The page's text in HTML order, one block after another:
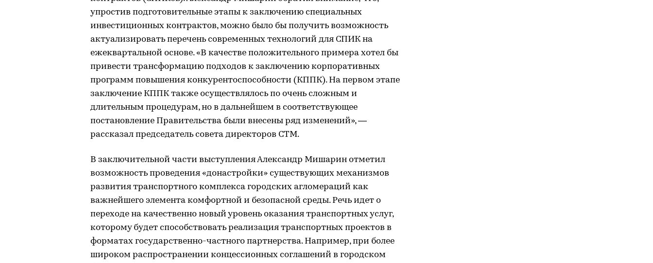
упростив подготовительные этапы к заключению специальных
инвестиционных контрактов, можно было бы получить возможность
актуализировать перечень современных технологий для СПИК на
ежеквартальной основе. «В качестве положительного примера хотел бы
привести трансформацию подходов к заключению корпоративных
программ повышения конкурентоспособности (КППК). На первом этапе
заключение КППК также осуществлялось по очень сложным и
длительным процедурам, но в дальнейшем в соответствующее
постановление Правительства были внесены ряд изменений», —
рассказал председатель совета директоров СТМ.
В заключительной части выступления Александр Мишарин отметил
возможность проведения «донастройки» существующих механизмов
развития транспортного комплекса городских агломераций как
важнейшего элемента комфортной и безопасной среды. Речь идет о
переходе на качественно новый уровень оказания транспортных услуг,
которому будет способствовать реализация транспортных проектов в
форматах государственно-частного партнерства. Например, при более
широком распространении концессионных соглашений в городском